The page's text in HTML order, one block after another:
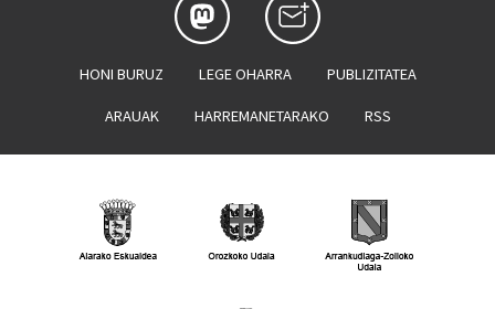
HONI BURUZ LEGE OHARRA PUBLIZITATEA
ARAUAK HARREMANETARAKO RSS